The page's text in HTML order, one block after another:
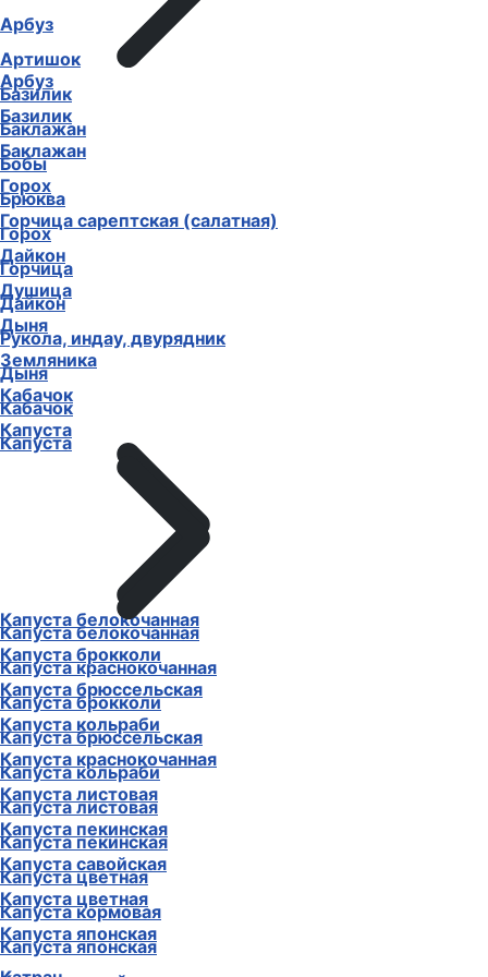
Арбуз
Базилик
Баклажан
Горох
Горчица сарептская (салатная)
Дайкон
Душица
Дыня
Земляника
Кабачок
Капуста
Капуста белокочанная
Капуста брокколи
Капуста брюссельская
Капуста кольраби
Капуста краснокочанная
Капуста листовая
Капуста пекинская
Капуста савойская
Капуста цветная
Капуста японская
Арбуз
Артишок
Базилик
Баклажан
Бобы
Брюква
Горох
Горчица
Дайкон
Рукола, индау, двурядник
Дыня
Кабачок
Капуста
Капуста белокочанная
Капуста краснокочанная
Капуста брокколи
Капуста брюссельская
Капуста кольраби
Капуста листовая
Капуста пекинская
Капуста цветная
Капуста кормовая
Капуста японская